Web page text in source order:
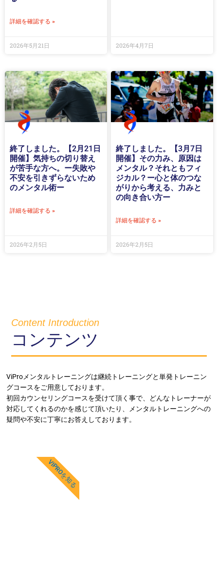
詳細を確認する »
2026年5月21日 2026年4月7日
終了しました。【2月21日
開催】気持ちの切り替え
が苦手な方へ。ー失敗や
不安を引きずらないため
のメンタル術ー
詳細を確認する »
2026年2月5日
終了しました。【3月7日
開催】その力み、原因は
メンタル？それともフィ
ジカル？ー心と体のつな
がりから考える、力みと
の向き合い方ー
詳細を確認する »
2026年2月5日
Content Introduction
コンテンツ
ViProメンタルトレーニングは継続トレーニングと単発トレーニン
グコースをご用意しております。
初回カウンセリングコースを受けて頂く事で、どんなトレーナーが
対応してくれるのかを感じて頂いたり、メンタルトレーニングへの
疑問や不安に丁寧にお答えしております。
VIPROを知る